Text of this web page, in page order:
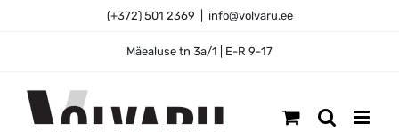
(+372) 501 2369 info@volvaru.ee
Mäealuse tn 3a/1 | E-R 9-17